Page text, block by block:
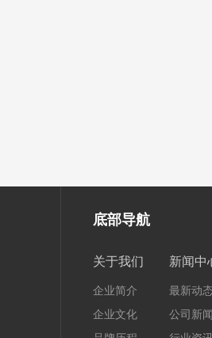
底部导航
关于我们
企业简介
企业文化
新闻中
最新动
公司新闻